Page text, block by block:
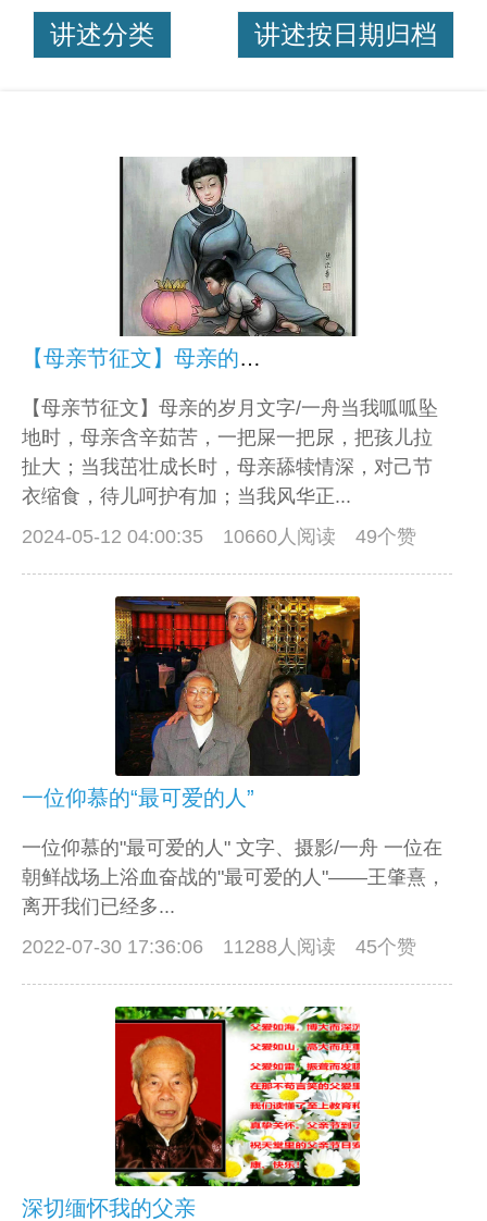
讲述分类 讲述按日期归档
【母亲节征文】母亲的岁月
【母亲节征文】母亲的岁月文字/一舟当我呱呱坠
地时，母亲含辛茹苦，一把屎一把尿，把孩儿拉
扯大；当我茁壮成长时，母亲舔犊情深，对己节
衣缩食，待儿呵护有加；当我风华正...
2024-05-12 04:00:35
10660人阅读 49个赞
一位仰慕的“最可爱的人”
一位仰慕的"最可爱的人" 文字、摄影/一舟 一位在
朝鲜战场上浴血奋战的"最可爱的人"——王肇熹，
离开我们已经多...
2022-07-30 17:36:06
11288人阅读 45个赞
深切缅怀我的父亲